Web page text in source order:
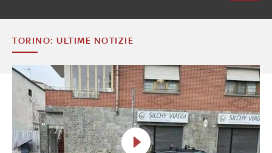
TORINO: ULTIME NOTIZIE